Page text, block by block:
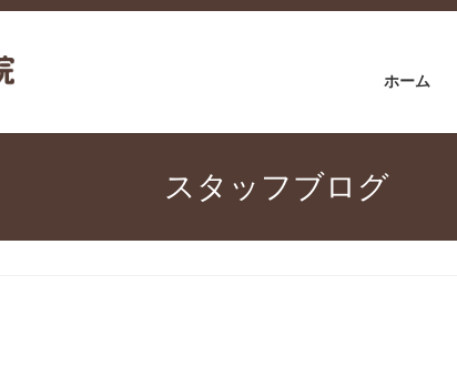
ホーム
スタッフブログ